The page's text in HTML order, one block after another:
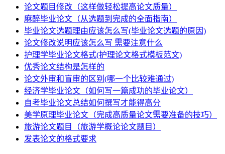
论文题目修改（这样做轻松提高论文质量）
麻醉毕业论文（从选题到完成的全面指南）
毕业论文选题理由应该怎么写(毕业论文选题的原因)
论文修改说明应该怎么写 需要注意什么
护理学毕业论文格式(护理论文格式模板范文)
优秀论文结构是怎样的
论文外审和盲审的区别(哪一个比较难通过)
经济学毕业论文（如何写一篇成功的毕业论文）
自考毕业论文总结如何撰写才能得高分
美学原理毕业论文（完成高质量论文需要准备的技巧）
旅游论文题目（旅游学概论论文题目）
发表论文的格式要求